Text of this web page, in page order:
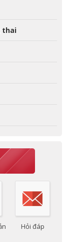
thai
Hỏi đáp